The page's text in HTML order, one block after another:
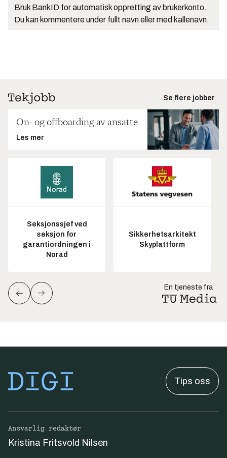
Bruk BankID for automatisk oppretting av brukerkonto.
Du kan kommentere under fullt navn eller med kallenavn.
Se flere jobber
On- og offboarding av ansatte
Les mer
Seksjonssjef ved
seksjon for
garantiordningen i
Norad
Sikkerhetsarkitekt
Skyplattform
En tjeneste fra
Tips oss
Ansvarlig redaktør
Kristina Fritsvold Nilsen